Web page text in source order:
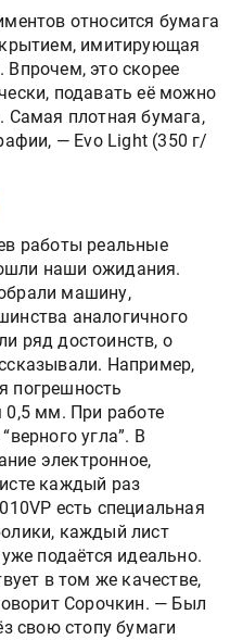
относится бумага
имитирующая
это скорее
подавать её можно
плотная бумага,
— Evo Light (350 г/
работы реальные
наши ожидания.
машину,
аналогичного
ряд достоинств, о
Например,
погрешность
мм. При работе
угла”. В
электронное,
каждый раз
есть специальная
каждый лист
подаётся идеально.
в том же качестве,
Сорочкин. — Был
свою стопу бумаги